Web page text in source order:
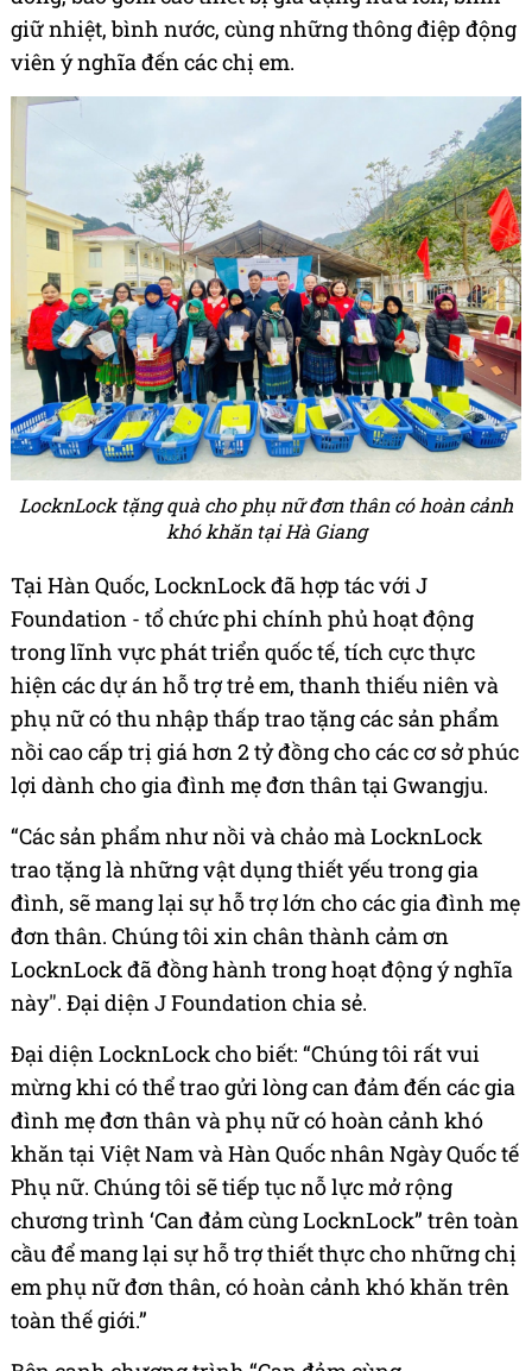
giữ nhiệt, bình nước, cùng những thông điệp động
viên ý nghĩa đến các chị em.
LocknLock tặng quà cho phụ nữ đơn thân có hoàn cảnh
khó khăn tại Hà Giang
Tại Hàn Quốc, LocknLock đã hợp tác với J
Foundation - tổ chức phi chính phủ hoạt động
trong lĩnh vực phát triển quốc tế, tích cực thực
hiện các dự án hỗ trợ trẻ em, thanh thiếu niên và
phụ nữ có thu nhập thấp trao tặng các sản phẩm
nồi cao cấp trị giá hơn 2 tỷ đồng cho các cơ sở phúc
lợi dành cho gia đình mẹ đơn thân tại Gwangju.
“Các sản phẩm như nồi và chảo mà LocknLock
trao tặng là những vật dụng thiết yếu trong gia
đình, sẽ mang lại sự hỗ trợ lớn cho các gia đình mẹ
đơn thân. Chúng tôi xin chân thành cảm ơn
LocknLock đã đồng hành trong hoạt động ý nghĩa
này". Đại diện J Foundation chia sẻ.
Đại diện LocknLock cho biết: “Chúng tôi rất vui
mừng khi có thể trao gửi lòng can đảm đến các gia
đình mẹ đơn thân và phụ nữ có hoàn cảnh khó
khăn tại Việt Nam và Hàn Quốc nhân Ngày Quốc tế
Phụ nữ. Chúng tôi sẽ tiếp tục nỗ lực mở rộng
chương trình ‘Can đảm cùng LocknLock” trên toàn
cầu để mang lại sự hỗ trợ thiết thực cho những chị
em phụ nữ đơn thân, có hoàn cảnh khó khăn trên
toàn thế giới.”